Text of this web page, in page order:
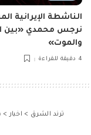
الناشطة الإيرانية
نرجس محمدي «بين
والموت»
4 دقيقة للقراءة
ترند الشرق > اخبار >